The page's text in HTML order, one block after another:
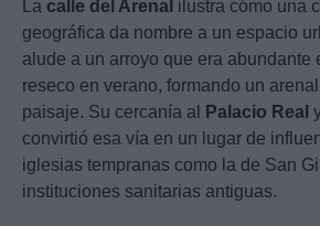
La calle del Arenal ilustra cómo una
geográfica da nombre a un espacio
alude a un arroyo que era abundante
reseco en verano, formando un
paisaje. Su cercanía al
Palacio Real
convirtió esa vía en un lugar de
iglesias tempranas como la de San
instituciones sanitarias antiguas.